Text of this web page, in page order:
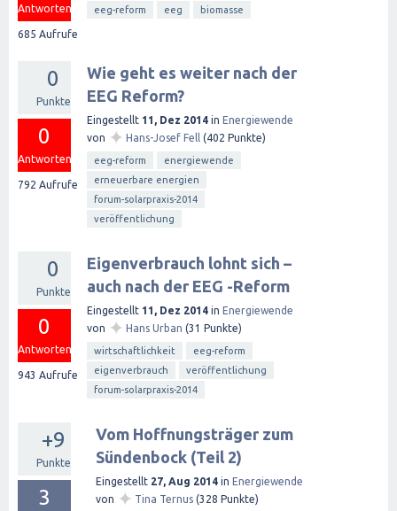
Antworten
685 Aufrufe
eeg-reform eeg biomasse
0
Punkte
0
Antworten
792 Aufrufe
Wie geht es weiter nach der
EEG Reform?
Eingestellt 11, Dez 2014 in Energiewende
von ✦ Hans-Josef Fell (402 Punkte)
eeg-reform
energiewende
erneuerbare energien
forum-solarpraxis-2014
veröffentlichung
0
Punkte
0
Antworten
943 Aufrufe
Eigenverbrauch lohnt sich –
auch nach der EEG -Reform
Eingestellt 11, Dez 2014 in Energiewende
von ✦ Hans Urban (31 Punkte)
wirtschaftlichkeit
eeg-reform
eigenverbrauch
veröffentlichung
forum-solarpraxis-2014
+9
Punkte
3
Vom Hoffnungsträger zum
Sündenbock (Teil 2)
Eingestellt 27, Aug 2014 in Energiewende
von ✦ Tina Ternus (328 Punkte)